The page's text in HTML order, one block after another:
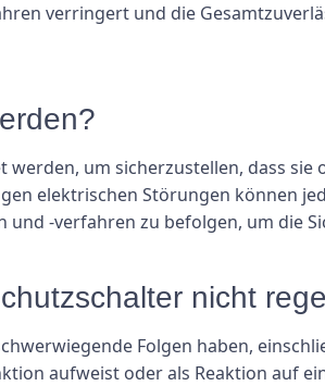
verringert und die
werden, um sicherzustellen, dass
elektrischen Störungen können
-verfahren zu befolgen, um die
nicht
Folgen haben,
aufweist oder als Reaktion auf